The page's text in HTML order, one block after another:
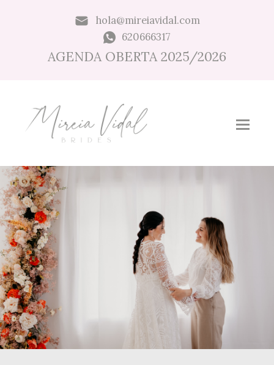
hola@mireiavidal.com
620666317
AGENDA OBERTA 2025/2026